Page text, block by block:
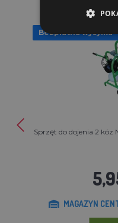
Bezpłatna wysyłka
Sprzęt do dojenia 2 kóz
MAGAZYN